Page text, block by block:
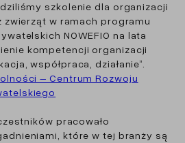
szkolenie dla organizacji
zwierząt w ramach programu
NOWEFIO na lata
kompetencji organizacji
współpraca, działanie”.
– Centrum Rozwoju
pracowało
które w tej branży są